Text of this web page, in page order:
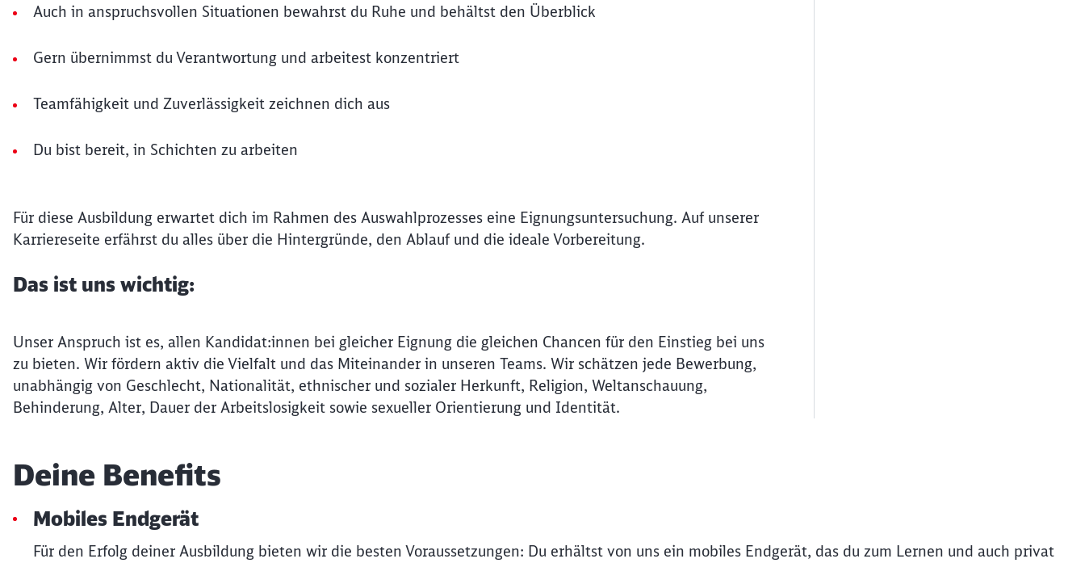
Auch in anspruchsvollen Situationen bewahrst du Ruhe und behältst den Überblick
Gern übernimmst du Verantwortung und arbeitest konzentriert
Teamfähigkeit und Zuverlässigkeit zeichnen dich aus
Du bist bereit, in Schichten zu arbeiten
Für diese Ausbildung erwartet dich im Rahmen des Auswahlprozesses eine Eignungsuntersuchung. Auf unserer
Karriereseite erfährst du alles über die Hintergründe, den Ablauf und die ideale Vorbereitung.
Das ist uns wichtig:
Unser Anspruch ist es, allen Kandidat:innen bei gleicher Eignung die gleichen Chancen für den Einstieg bei uns
zu bieten. Wir fördern aktiv die Vielfalt und das Miteinander in unseren Teams. Wir schätzen jede Bewerbung,
unabhängig von Geschlecht, Nationalität, ethnischer und sozialer Herkunft, Religion, Weltanschauung,
Behinderung, Alter, Dauer der Arbeitslosigkeit sowie sexueller Orientierung und Identität.
Deine Benefits
Mobiles Endgerät
Für den Erfolg deiner Ausbildung bieten wir die besten Voraussetzungen: Du erhältst von uns ein mobiles Endgerät, das du zum Lernen und auch privat
Möchten Sie zuweitergeleitet werden?